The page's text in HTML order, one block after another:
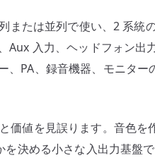
たは並列で使い、2 系統
Aux 入力、ヘッドフォン出
PA、録音機器、モニター
価値を見誤ります。音色を
決める小さな入出力基盤で